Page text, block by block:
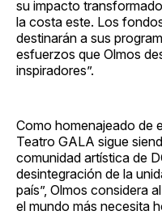
su impacto
la costa este. Los
destinarán a sus
esfuerzos que Olmos
inspiradores”.
Como homenajeado de
Teatro GALA sigue
comunidad artística de
desintegración de la
país”, Olmos considera
el mundo más necesita